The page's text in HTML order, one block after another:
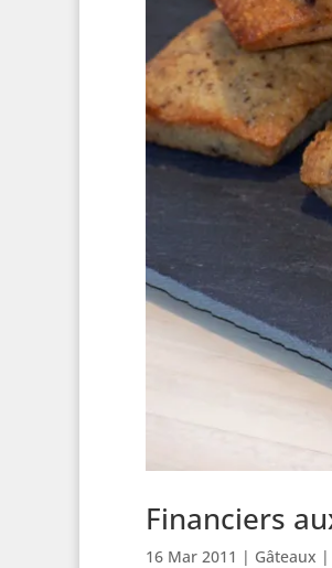
Financiers
16 Mar 2011 | Gâteaux |